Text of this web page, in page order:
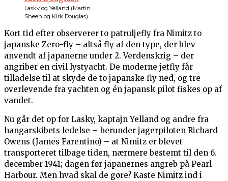
Lasky og Yelland (Martin
Sheen og Kirk Douglas).
Kort tid efter observerer to patruljefly fra Nimitz to
japanske Zero-fly – altså fly af den type, der blev
anvendt af japanerne under 2. Verdenskrig – der
angriber en civil lystyacht. De moderne jetfly får
tilladelse til at skyde de to japanske fly ned, og tre
overlevende fra yachten og én japansk pilot fiskes op af
vandet.
Nu går det op for Lasky, kaptajn Yelland og andre fra
hangarskibets ledelse – herunder jagerpiloten Richard
Owens (James Farentino) – at Nimitz er blevet
transporteret tilbage tiden, nærmere bestemt til den 6.
december 1941; dagen før japanernes angreb på Pearl
Harbour. Men hvad skal de gøre? Kaste Nimitz ind i